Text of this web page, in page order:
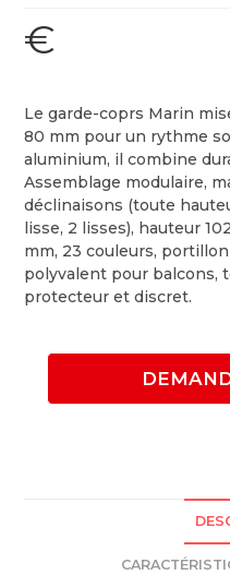
€
Le garde-coprs Marin
80 mm pour un rythme
aluminium, il combine
Assemblage modulaire,
déclinaisons (toute
lisse, 2 lisses), hauteur
mm, 23 couleurs,
polyvalent pour balcons,
protecteur et discret.